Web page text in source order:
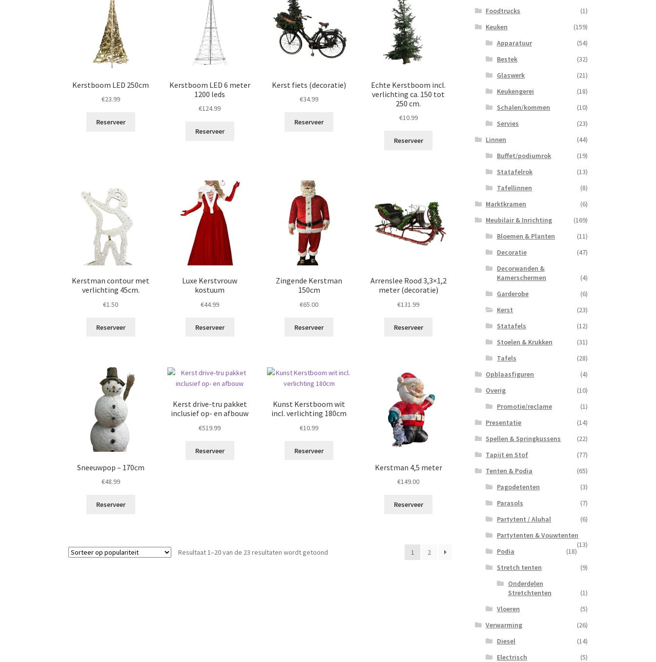
Kerstboom LED 250cm
€23.99
Reserveer
Kerstboom LED 6 meter
1200 leds
€124.99
Reserveer
Kerst fiets (decoratie)
€34.99
Reserveer
Echte Kerstboom incl.
verlichting ca. 150 tot
250 cm.
€10.99
Reserveer
Kerstman contour met
verlichting 45cm.
€1.50
Reserveer
Luxe Kerstvrouw
kostuum
€44.99
Reserveer
Zingende Kerstman
150cm
€65.00
Reserveer
Arrenslee Rood 3,3×1,2
meter (decoratie)
€131.99
Reserveer
Sneeuwpop – 170cm
€48.99
Reserveer
Kerst drive-tru pakket
inclusief op- en afbouw
€519.99
Reserveer
Kunst Kerstboom wit
incl. verlichting 180cm
€10.99
Reserveer
Kerstman 4,5 meter
€149.00
Reserveer
Resultaat 1–20 van de 23 resultaten wordt getoond 1 2
Foodtrucks
(1)
Keuken
(159)
Apparatuur
(54)
Bestek
(32)
Glaswerk
(21)
Keukengerei
(18)
Schalen/kommen
(10)
Servies
(23)
Linnen
(44)
Buffet/podiumrok
(19)
Statafelrok
(13)
Tafellinnen
(8)
Marktkramen
(6)
Meubilair & Inrichting
(169)
Bloemen & Planten
(11)
Decoratie
(47)
Decorwanden &
Kamerschermen
(4)
Garderobe
(6)
Kerst
(23)
Statafels
(12)
Stoelen & Krukken
(31)
Tafels
(28)
Opblaasfiguren
(4)
Overig
(10)
Promotie/reclame
(1)
Presentatie
(14)
Spellen & Springkussens
(22)
Tapijt en Stof
(77)
Tenten & Podia
(65)
Pagodetenten
(3)
Parasols
(7)
Partytent / Aluhal
(6)
Partytenten & Vouwtenten
(13)
Podia
(18)
Stretch tenten
(9)
Onderdelen
Stretchtenten
(1)
Vloeren
(5)
Verwarming
(26)
Diesel
(14)
Electrisch
(5)